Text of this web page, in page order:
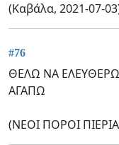
(Καβάλα, 2021-07-
#76
ΘΕΛΩ ΝΑ
ΑΓΑΠΩ
(ΝΕΟΙ ΠΟΡΟΙ